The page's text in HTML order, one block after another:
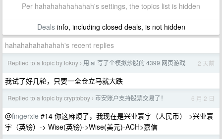
Per hahahahahahahah's settings, the topics list is hidden
Dealsinfo, including closed deals, is not hidden
hahahahahahahah's recent replies
Replied to a topic by tokoy › 用 ai 写了个模拟炒股的 4399 网页游戏 2 天前
我试了好几轮，只要一全仓立马就大跌
Replied to a topic by cryptoboy › 币安账户支持股票交易了！ 6 月 2 日
@fingerxie #14 你这麻烦了，我现在是兴业寰宇（人民币）->兴业寰
宇（英镑）-> Wise(英镑)->Wise(美元)-ACH>嘉信